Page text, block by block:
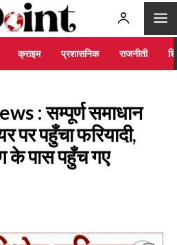
क्राइम प्रशासनिक राजनीती
: सम्पूर्ण समाधान
पर पहुँचा फरियादी,
के पास पहुँच गए